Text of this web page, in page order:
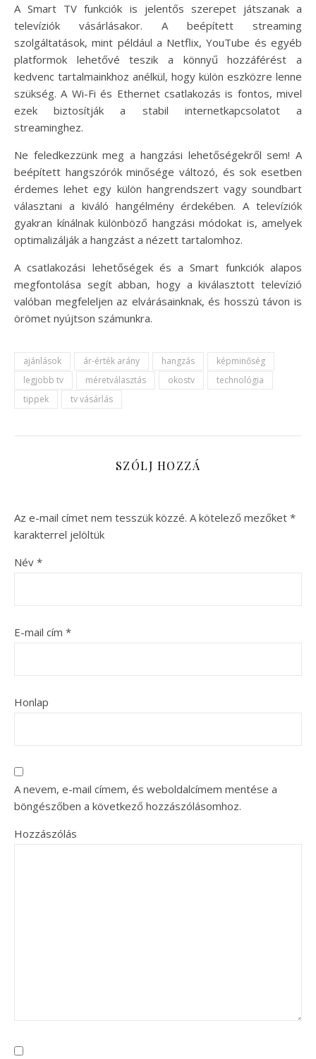
A Smart TV funkciók is jelentős szerepet játszanak a
televíziók vásárlásakor. A beépített streaming
szolgáltatások, mint például a Netflix, YouTube és egyéb
platformok lehetővé teszik a könnyű hozzáférést a
kedvenc tartalmainkhoz anélkül, hogy külön eszközre lenne
szükség. A Wi-Fi és Ethernet csatlakozás is fontos, mivel
ezek biztosítják a stabil internetkapcsolatot a
streaminghez.
Ne feledkezzünk meg a hangzási lehetőségekről sem! A
beépített hangszórók minősége változó, és sok esetben
érdemes lehet egy külön hangrendszert vagy soundbart
választani a kiváló hangélmény érdekében. A televíziók
gyakran kínálnak különböző hangzási módokat is, amelyek
optimalizálják a hangzást a nézett tartalomhoz.
A csatlakozási lehetőségek és a Smart funkciók alapos
megfontolása segít abban, hogy a kiválasztott televízió
valóban megfeleljen az elvárásainknak, és hosszú távon is
örömet nyújtson számunkra.
ajánlások ár-érték arány hangzás
képminőség
legjobb tv
méretválasztás okostv
technológia
tippek
tv vásárlás
SZÓLJ HOZZÁ
Az e-mail címet nem tesszük közzé. A kötelező mezőket *
karakterrel jelöltük
Név *
E-mail cím *
Honlap
A nevem, e-mail címem, és weboldalcímem mentése a
böngészőben a következő hozzászólásomhoz.
Hozzászólás